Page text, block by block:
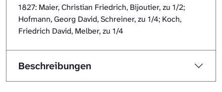
1827: Maier, Christian Friedrich, Bijoutier, zu 1/2;
Hofmann, Georg David, Schreiner, zu 1/4; Koch,
Friedrich David, Melber, zu 1/4
Beschreibungen